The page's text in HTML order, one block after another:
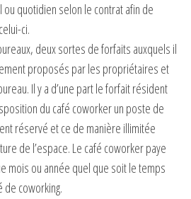
quotidien selon le contrat afin de
ci.
deux sortes de forfaits auxquels il
proposés par les propriétaires et
Il y a d’une part le forfait résident
du café coworker un poste de
réservé et ce de manière illimitée
de l’espace. Le café coworker paye
mois ou année quel que soit le temps
de coworking.